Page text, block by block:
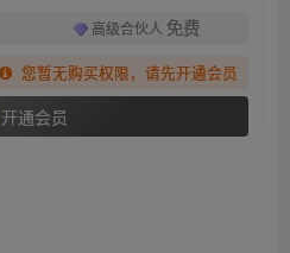
高级合伙人 免费
您暂无购买权限，请先开通会员
开通会员